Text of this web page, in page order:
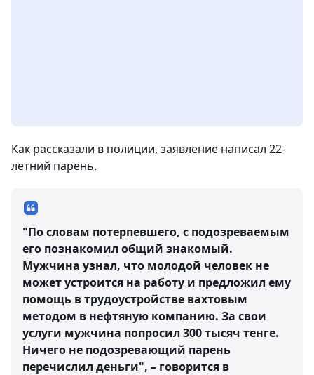
Как рассказали в полиции, заявление написал 22-
летний парень.
"По словам потерпевшего, с подозреваемым
его познакомил общий знакомый.
Мужчина узнал, что молодой человек не
может устроится на работу и предложил ему
помощь в трудоустройстве вахтовым
методом в нефтяную компанию. За свои
услуги мужчина попросил 300 тысяч тенге.
Ничего не подозревающий парень
перечислил деньги", – говорится в